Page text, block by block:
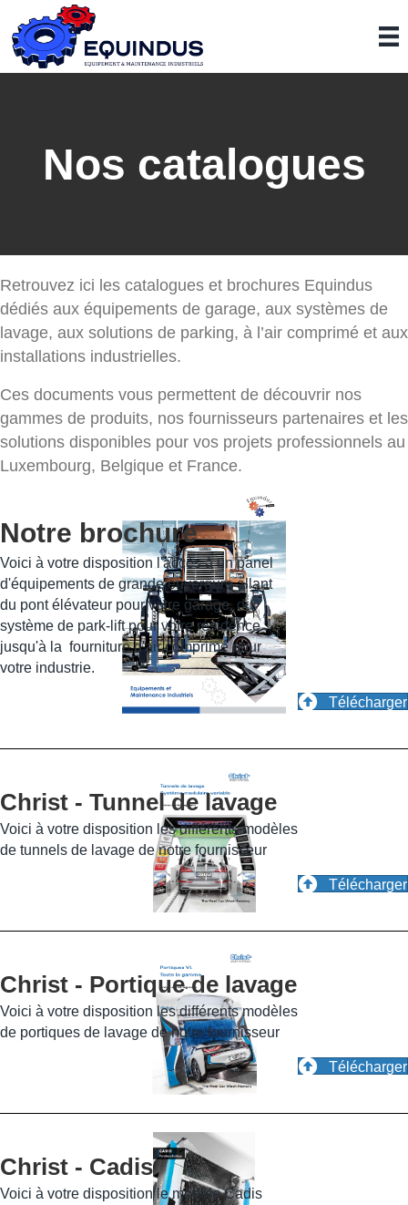
Nos catalogues
Retrouvez ici les catalogues et brochures Equindus
dédiés aux équipements de garage, aux systèmes de
lavage, aux solutions de parking, à l’air comprimé et aux
installations industrielles.
Ces documents vous permettent de découvrir nos
gammes de produits, nos fournisseurs partenaires et les
solutions disponibles pour vos projets professionnels au
Luxembourg, Belgique et France.
Notre brochure
Voici à votre disposition l'accès à un panel
d'équipements de grande envergure allant
du pont élévateur pour votre garage, du
système de park-lift pour votre résidence
jusqu'à la fourniture d'air comprimé pour
votre industrie.
Télécharger
Christ - Tunnel de lavage
Voici à votre disposition les différents modèles
de tunnels de lavage de notre fournisseur
Télécharger
Christ - Portique de lavage
Voici à votre disposition les différents modèles
de portiques de lavage de notre fournisseur
Télécharger
Christ - Cadis
Voici à votre disposition le modèle Cadis